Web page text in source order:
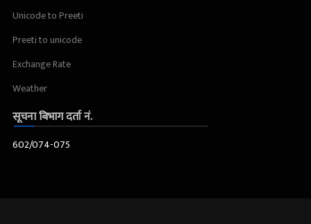
Unicode to Preeti
Preeti to unicode
Exchange Rate
Weather
सूचना बिभाग दर्ता नं.
602/074-075